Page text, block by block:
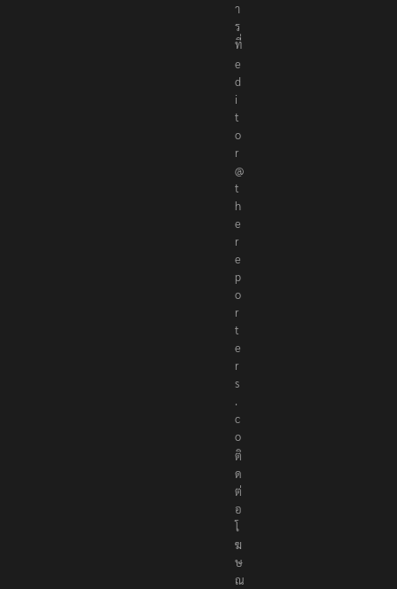
า
ร
ที่
e
d
i
t
o
r
@
t
h
e
r
e
p
o
r
t
e
r
s
.
c
o
ติ
ด
ต่
อ
โ
ฆ
ษ
ณ